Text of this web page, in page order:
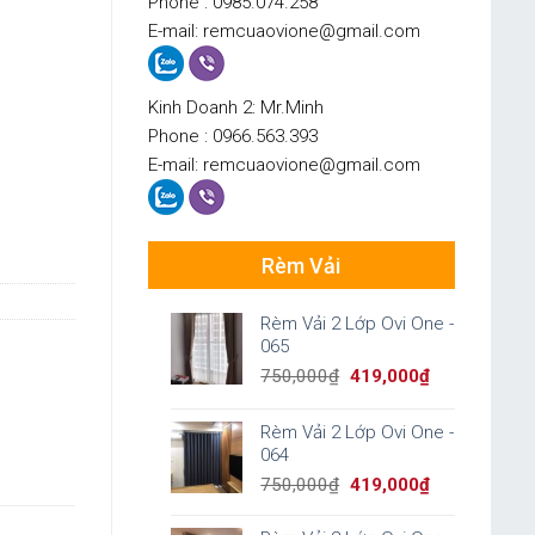
E-mail: remcuaovione@gmail.com
Kinh Doanh 2: Mr.Minh
Phone : 0966.563.393
E-mail: remcuaovione@gmail.com
Rèm Vải
Rèm Vải 2 Lớp Ovi One -
065
750,000₫ Original
was:
750,000₫.
419,000₫Current
Rèm Vải 2 Lớp Ovi One -
064
750,000₫ Original
419,000₫Current